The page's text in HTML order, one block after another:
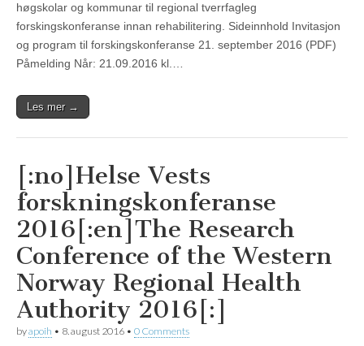
høgskolar og kommunar til regional tverrfagleg
forskingskonferanse innan rehabilitering. Sideinnhold ​Invitasjon
og program til forskingskonferanse 21. september 2016 (PDF)​
Påmelding Når: 21.09.2016 kl.…
Les mer →
[:no]Helse Vests
forskningskonferanse
2016[:en]The Research
Conference of the Western
Norway Regional Health
Authority 2016[:]
byapoih • 8. august 2016 • 0 Comments